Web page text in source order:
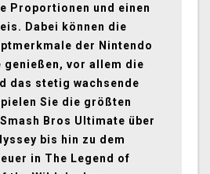
Proportionen und einen
Dabei können die
der Nintendo
genießen, vor allem die
das stetig wachsende
Sie die größten
Bros Ultimate über
bis hin zu dem
in The Legend of